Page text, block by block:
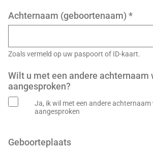
Achternaam (geboortenaam) *
Zoals vermeld op uw paspoort of ID-kaart.
Wilt u met een andere achternaam
aangesproken?
Ja, ik wil met een andere achternaam
aangesproken
Geboorteplaats